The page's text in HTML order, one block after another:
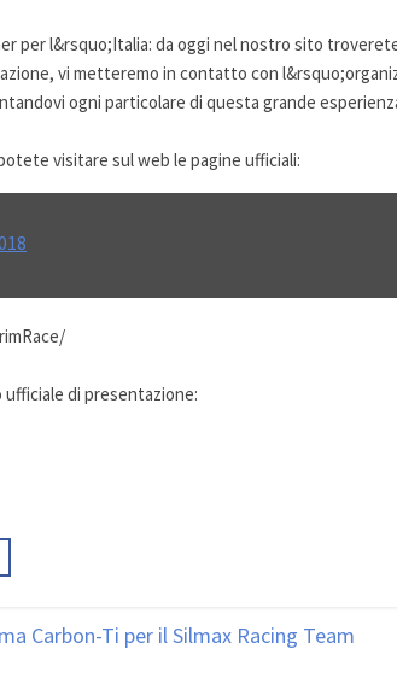
per l&rsquo;Italia: da oggi nel nostro sito
vi metteremo in contatto con
ogni particolare di questa grande
visitare sul web le pagine ufficiali:
di presentazione:
Carbon-Ti per il Silmax Racing Team